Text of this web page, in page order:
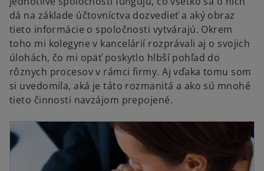
dá na základe účtovníctva dozvedieť a aký obraz
tieto informácie o spoločnosti vytvárajú. Okrem
toho mi kolegyne v kancelárií rozprávali aj o svojich
úlohách, čo mi opäť poskytlo hlbší pohľad do
rôznych procesov v rámci firmy. Aj vďaka tomu som
si uvedomila, aká je táto rozmanitá a ako sú mnohé
tieto činnosti navzájom prepojené.